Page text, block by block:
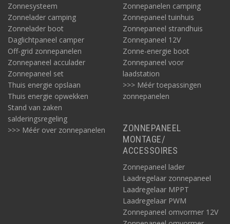
Zonnesysteem
Zonnelader camping
Zonnelader boot
Daglichtpaneel camper
Off-grid zonnepanelen
Zonnepaneel acculader
Zonnepaneel set
Thuis energie opslaan
Thuis energie opwekken
Stand van zaken
salderingsregeling
>>> Méér over zonnepanelen
Zonnepanelen camping
Zonnepaneel tuinhuis
Zonnepaneel strandhuis
Zonnepaneel 12V
Zonne-energie boot
Zonnepaneel voor
laadstation
>>> Méér toepassingen
zonnepanelen
ZONNEPANEEL
MONTAGE/
ACCESSOIRES
Zonnepaneel lader
Laadregelaar zonnepaneel
Laadregelaar MPPT
Laadregelaar PWM
Zonnepaneel omvormer 12V